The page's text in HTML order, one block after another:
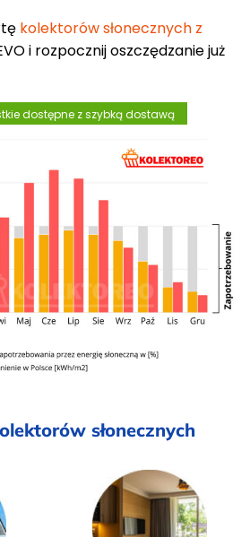
kolektorów słonecznych z
i rozpocznij oszczędzanie już
dostępne z szybką dostawą
słonecznych